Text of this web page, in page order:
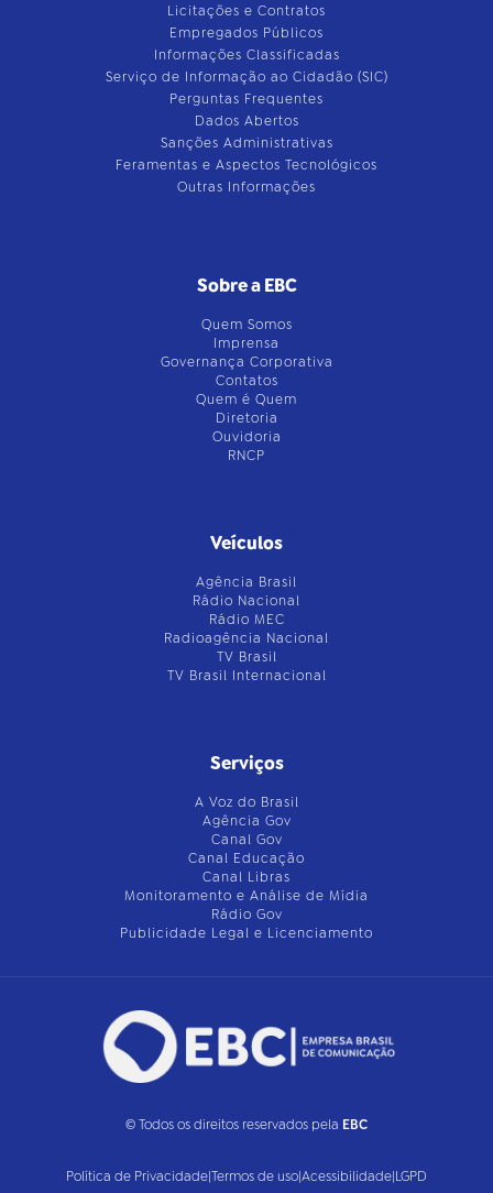
Licitações e Contratos
Empregados Públicos
Informações Classificadas
Serviço de Informação ao Cidadão (SIC)
Perguntas Frequentes
Dados Abertos
Sanções Administrativas
Feramentas e Aspectos Tecnológicos
Outras Informações
Sobre a EBC
Quem Somos
Imprensa
Governança Corporativa
Contatos
Quem é Quem
Diretoria
Ouvidoria
RNCP
Veículos
Agência Brasil
Rádio Nacional
Rádio MEC
Radioagência Nacional
TV Brasil
TV Brasil Internacional
Serviços
A Voz do Brasil
Agência Gov
Canal Gov
Canal Educação
Canal Libras
Monitoramento e Análise de Mídia
Rádio Gov
Publicidade Legal e Licenciamento
© Todos os direitos reservados pela EBC
Política de Privacidade|Termos de uso|Acessibilidade|LGPD